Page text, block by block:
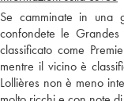
Se camminate in una
confondete le Grandes
classificato come
mentre il vicino è
Lollières non è meno